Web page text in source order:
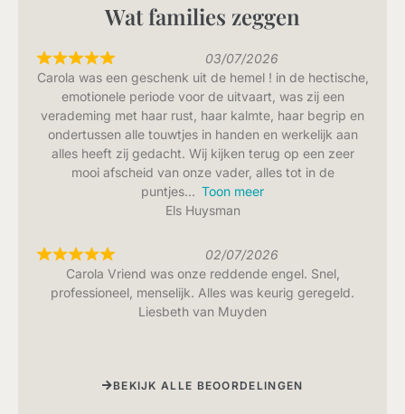
Wat families zeggen
03/07/2026
Carola was een geschenk uit de hemel ! in de hectische,
emotionele periode voor de uitvaart, was zij een
verademing met haar rust, haar kalmte, haar begrip en
ondertussen alle touwtjes in handen en werkelijk aan
alles heeft zij gedacht. Wij kijken terug op een zeer
mooi afscheid van onze vader, alles tot in de
puntjes
Toon meer
Els Huysman
02/07/2026
Carola Vriend was onze reddende engel. Snel,
professioneel, menselijk. Alles was keurig geregeld.
Liesbeth van Muyden
BEKIJK ALLE BEOORDELINGEN